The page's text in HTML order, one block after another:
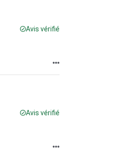
Avis vérifié
Avis vérifié